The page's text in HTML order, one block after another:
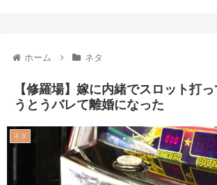
ホーム ネタ
【修羅場】嫁に内緒でスロット打
うとうバレて離婚になった
ネタ